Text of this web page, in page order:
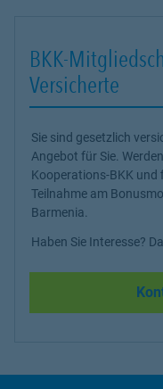
BKK-
Versicherte
Sie sind gesetzlich
Angebot für Sie.
Kooperations-BKK und
Teilnahme am
Barmenia.
Haben Sie Interesse?